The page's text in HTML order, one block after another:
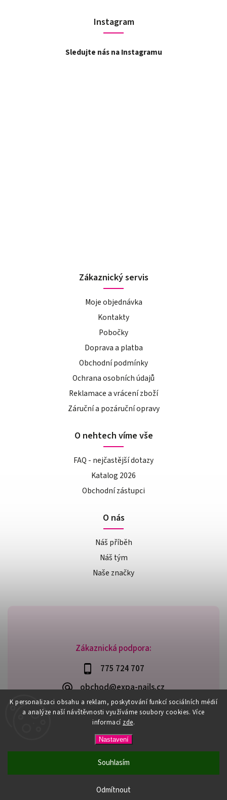
K personalizaci obsahu a reklam, poskytování funkcí sociálních médií
a analýze naší návštěvnosti využíváme soubory cookies. Více
informací zde.
Nastavení
Odmítnout
Souhlasím
PŘI NÁKUPU NAD 600,- MÁTE DOPRAVU ZDARMA / DÁREK K
NÁKUPU! VYBERTE SI HO PŘI OBJEDNÁVCE NAD 1500,- NEBO
Zákaznická podpora:
775 724 707
obchod@expa-nails.cz
Instagram
Sledujte nás na Instagramu
Zákaznický servis
Moje objednávka
Kontakty
Pobočky
Doprava a platba
Obchodní podmínky
Ochrana osobních údajů
Reklamace a vrácení zboží
Záruční a pozáruční opravy
O nehtech víme vše
FAQ - nejčastější dotazy
Katalog 2026
Obchodní zástupci
O nás
Náš příběh
Náš tým
Naše značky
Expanails.cz. Všechna práva vyhrazena.
Upravit nastavení cookies
VytvořilShoptet | Design